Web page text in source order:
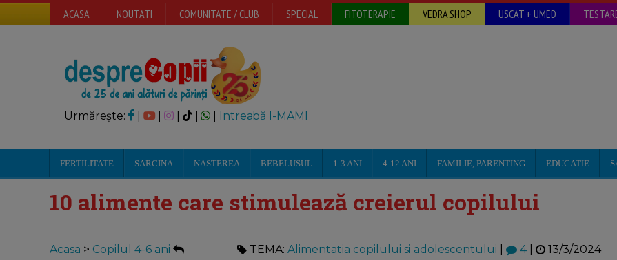
ACASA NOUTATI COMUNITATE / CLUB SPECIAL FITOTERAPIE VEDRA SHOP USCAT + UMED
Urmărește: | | Intreabă I-MAMI
FERTILITATE SARCINA NASTEREA BEBELUSUL 1-3 ANI 4-12 ANI FAMILIE, PARENTING EDUCATIE
10 alimente care stimulează creierul copilului
Acasa > Copilul 4-6 ani TEMA: Alimentatia copilului si adolescentului 4| 13/3/2024